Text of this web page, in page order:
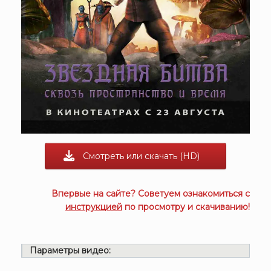
Смотреть или скачать (HD)
Впервые на сайте? Советуем ознакомиться с
инструкцией по просмотру и скачиванию!
Параметры видео: